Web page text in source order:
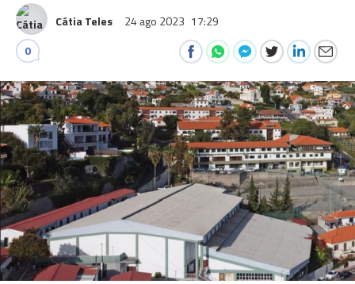
Cátia Teles 24 ago 2023 17:29
0